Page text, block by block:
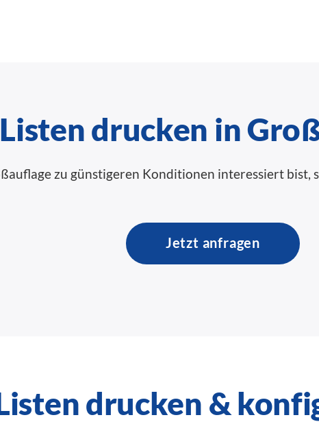
Listen drucken in
zu günstigeren Konditionen interessiert bist,
Jetzt anfragen
drucken &